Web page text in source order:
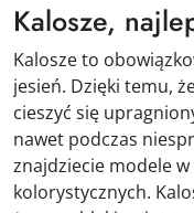
Kalosze,
Kalosze to
jesień. Dzięki temu,
cieszyć się
nawet podczas
znajdziecie modele
kolorystycznych.